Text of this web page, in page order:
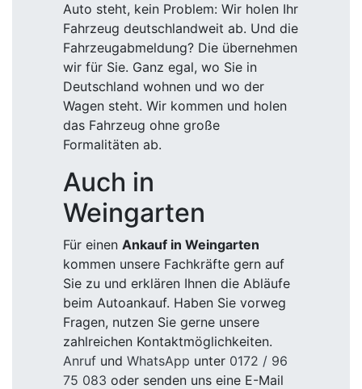
Auto steht, kein Problem: Wir holen Ihr
Fahrzeug deutschlandweit ab. Und die
Fahrzeugabmeldung? Die übernehmen
wir für Sie. Ganz egal, wo Sie in
Deutschland wohnen und wo der
Wagen steht. Wir kommen und holen
das Fahrzeug ohne große
Formalitäten ab.
Auch in
Weingarten
Für einen Ankauf in Weingarten
kommen unsere Fachkräfte gern auf
Sie zu und erklären Ihnen die Abläufe
beim Autoankauf. Haben Sie vorweg
Fragen, nutzen Sie gerne unsere
zahlreichen Kontaktmöglichkeiten.
Anruf und WhatsApp unter 0172 / 96
75 083 oder senden uns eine E-Mail